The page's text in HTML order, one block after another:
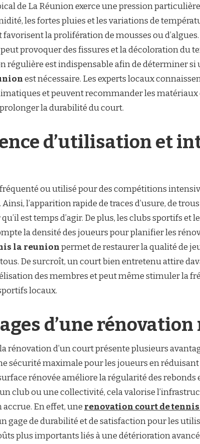
de La Réunion exerce une pression
les fortes pluies et les variations de
la prolifération de mousses ou d’algues.
provoquer des fissures et la décoloration du
régulière est indispensable afin de déterminer si
est nécessaire. Les experts locaux
et peuvent recommander les
la durabilité du court.
d’utilisation et
ou utilisé pour des compétitions
Ainsi, l’apparition rapide de traces d’usure, de
est temps d’agir. De plus, les clubs sportifs et
la densité des joueurs pour planifier les
la reunionpermet de restaurer la qualité de
De surcroît, un court bien entretenu attire
des membres et peut même stimuler la
locaux.
d’une
rénovation d’un court présente plusieurs
sécurité maximale pour les joueurs en réduisant
rénovée améliore la régularité des rebonds
club ou une collectivité, cela valorise
En effet, une renovation court de
gage de durabilité et de satisfaction pour les
plus importants liés à une détérioration